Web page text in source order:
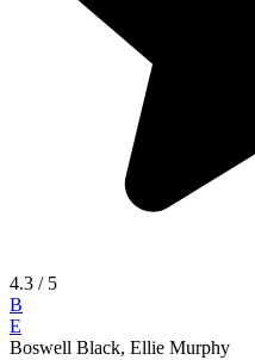
4.3 / 5
B
E
Boswell Black, Ellie Murphy